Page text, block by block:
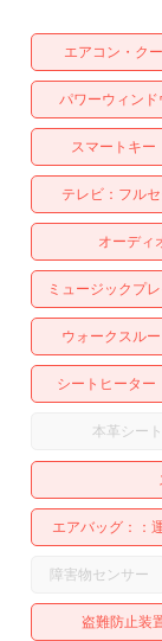
エアコン・ク
パワーウィンド
スマートキー
テレビ フル
オーディ
ミュージックプ
ウォークスルー
シートヒーター
本革シート
エアバッグ：
障害物センサー
盗難防止装